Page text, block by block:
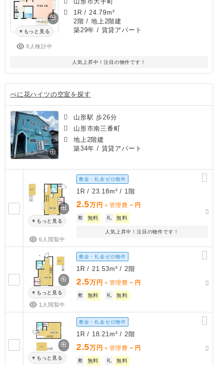
もっと見る
8人検討中
1R / 24.79m²
2階 / 地上2階建
築29年 / 賃貸アパート
人気上昇中！注目の物件です！
べに花ハイツの空室を探す
山形駅 歩26分
山形市南三番町
地上2階建
築34年 / 賃貸アパート
もっと見る
6人閲覧中
敷金・礼金ゼロ物件
1R / 23.18m² / 1階
2.5万円 ＋管理費 － 円
敷 無料 礼 無料
人気上昇中！注目の物件です！
もっと見る
1人閲覧中
敷金・礼金ゼロ物件
1R / 21.53m² / 2階
2.5万円 ＋管理費 － 円
敷 無料 礼 無料
もっと見る
敷金・礼金ゼロ物件
1R / 18.21m² / 2階
2.5万円 ＋管理費 － 円
敷 無料 礼 無料